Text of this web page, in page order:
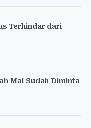
Terhindar dari
Mal Sudah Diminta